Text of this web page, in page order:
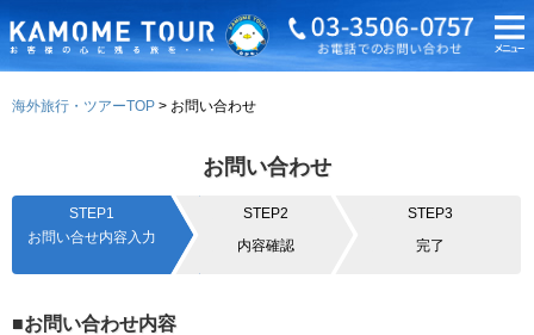
海外旅行・ツアーTOP お問い合わせ
お問い合わせ
STEP1
お問い合せ内容入力
STEP2
内容確認
STEP3
完了
■お問い合わせ内容